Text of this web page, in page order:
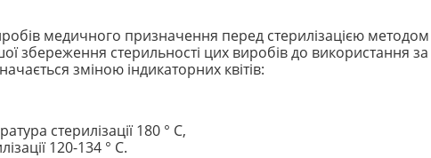
медичного призначення перед стерилізацією методом
збереження стерильності цих виробів до використання
зміною індикаторних квітів:
стерилізації 180 ° С,
120-134 ° С.